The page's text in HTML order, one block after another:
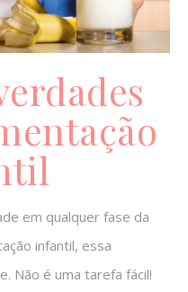
em qualquer fase da
infantil, essa
Não é uma tarefa fácil!